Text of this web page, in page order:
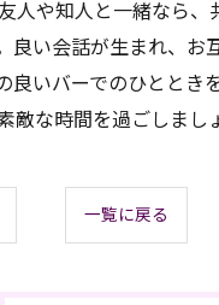
人や知人と一緒なら、
良い会話が生まれ、お
良いバーでのひととき
敵な時間を過ごしまし
一覧に戻る